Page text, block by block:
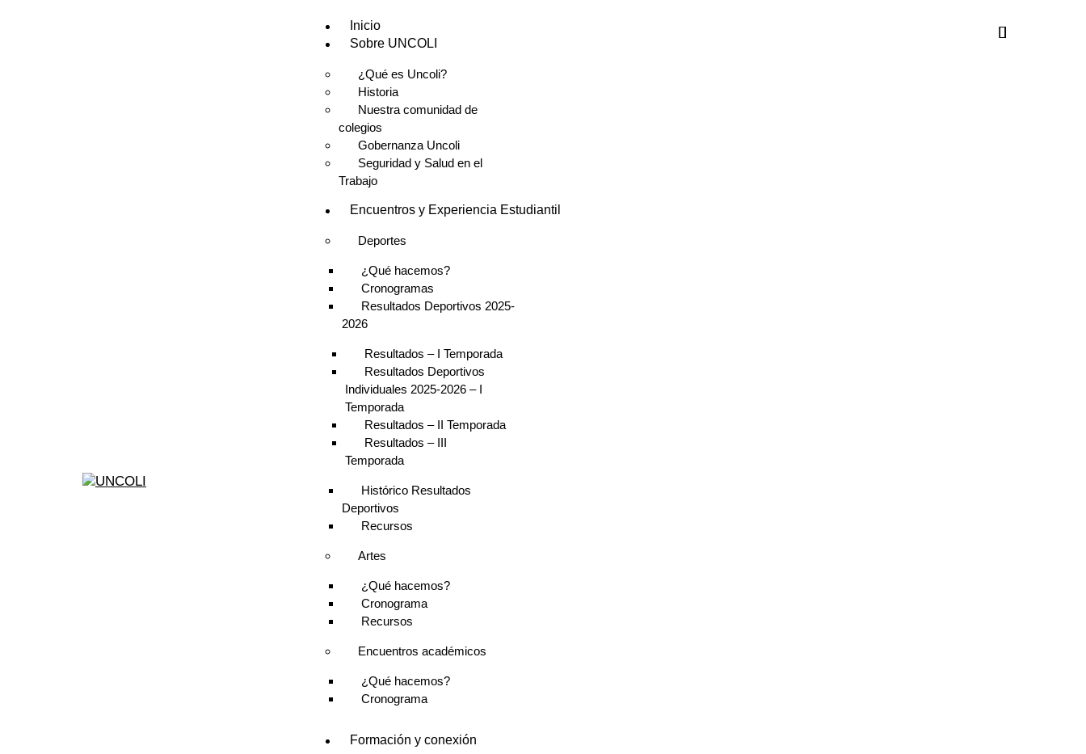
Inicio
Sobre UNCOLI
¿Qué es Uncoli?
Historia
Nuestra comunidad de
colegios
Gobernanza Uncoli
Seguridad y Salud en el
Trabajo
Encuentros y Experiencia Estudiantil
Deportes
¿Qué hacemos?
Cronogramas
Resultados Deportivos 2025-
2026
Resultados – I Temporada
Resultados Deportivos
Individuales 2025-2026 – I
Temporada
Resultados – II Temporada
Resultados – III
Temporada
Histórico Resultados
Deportivos
Recursos
Artes
¿Qué hacemos?
Cronograma
Recursos
Encuentros académicos
¿Qué hacemos?
Cronograma
Formación y conexión